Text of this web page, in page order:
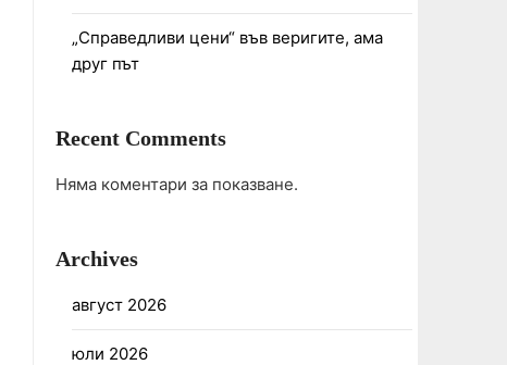
„Справедливи цени“ във веригите, ама
друг път
Recent Comments
Няма коментари за показване.
Archives
август 2026
юли 2026